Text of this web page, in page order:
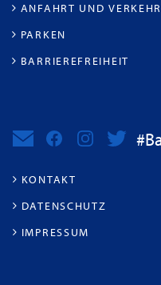
ANFAHRT UND VERKEHR
PARKEN
BARRIEREFREIHEIT
KONTAKT
DATENSCHUTZ
IMPRESSUM